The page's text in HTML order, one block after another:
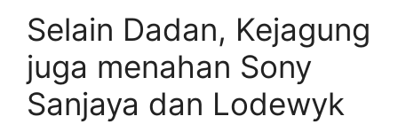
Selain Dadan, Kejagung
juga menahan Sony
Sanjaya dan Lodewyk